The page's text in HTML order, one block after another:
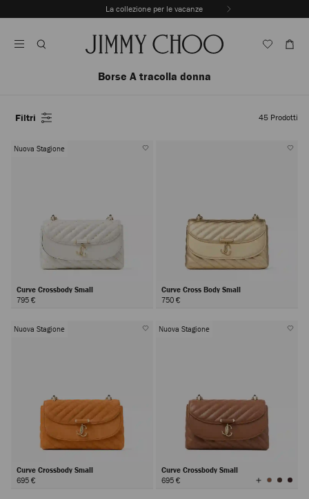
Al
La collezione per le vacanze
automatica
Borse A tracolla donna
Filtri 45 Prodotti
Nuova Stagione
Curve Crossbody Small
795 €
Curve Cross Body Small
750 €
Nuova Stagione
Curve Crossbody Small
695 €
Nuova Stagione
Curve Crossbody Small
695 €
Visualizza
tutti